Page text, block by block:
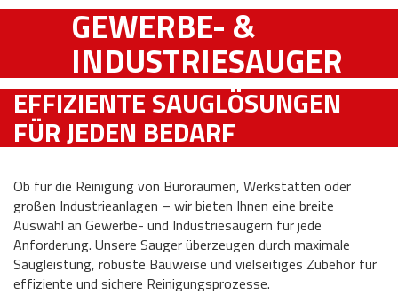
GEWERBE- &
INDUSTRIESAUGER
EFFIZIENTE SAUGLÖSUNGEN
FÜR JEDEN BEDARF
Ob für die Reinigung von Büroräumen, Werkstätten oder
großen Industrieanlagen – wir bieten Ihnen eine breite
Auswahl an Gewerbe- und Industriesaugern für jede
Anforderung. Unsere Sauger überzeugen durch maximale
Saugleistung, robuste Bauweise und vielseitiges Zubehör für
effiziente und sichere Reinigungsprozesse.